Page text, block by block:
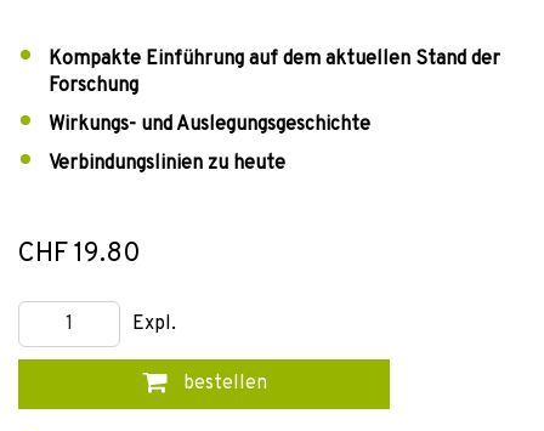
Kompakte Einführung auf dem aktuellen Stand der
Forschung
Wirkungs- und Auslegungsgeschichte
Verbindungslinien zu heute
CHF 19.80
Expl.
bestellen